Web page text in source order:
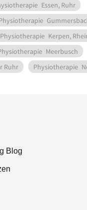
Essen, Ruhr
Physiotherapie Kerpen,
Meerbusch
Ruhr Physiotherapie
Blog